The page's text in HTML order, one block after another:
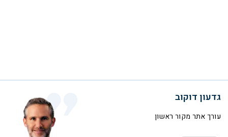
גדעון דוקוב
עורך אתר מקור ראשון